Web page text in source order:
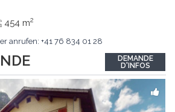
454 m2
anrufen: +41 76 834 01 28
DEMANDE
D'INFOS